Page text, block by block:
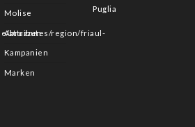
attributes/region/friaul-
Molise
Abruzzen
Kampanien
Marken
Puglia